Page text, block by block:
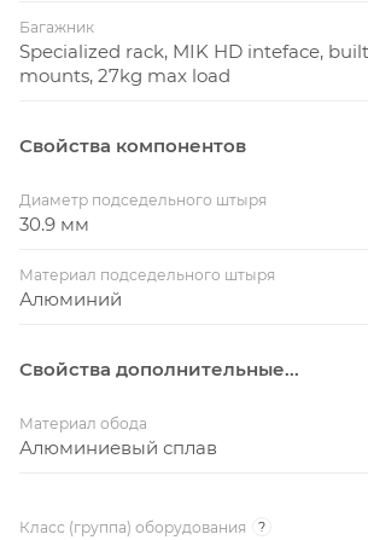
Багажник
Specialized rack, MIK HD inteface,
mounts, 27kg max load
Свойства компонентов
Диаметр подседельного штыря
30.9 мм
Материал подседельного штыря
Алюминий
Свойства дополнительные...
Материал обода
Алюминиевый сплав
Класс (группа) оборудования ?